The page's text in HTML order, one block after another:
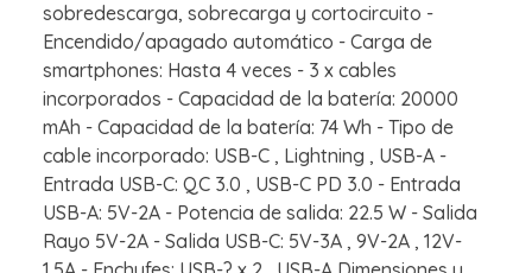
sobredescarga, sobrecarga y cortocircuito -
Encendido/apagado automático - Carga de
smartphones: Hasta 4 veces - 3 x cables
incorporados - Capacidad de la batería: 20000
mAh - Capacidad de la batería: 74 Wh - Tipo de
cable incorporado: USB-C , Lightning , USB-A -
Entrada USB-C: QC 3.0 , USB-C PD 3.0 - Entrada
USB-A: 5V-2A - Potencia de salida: 22.5 W - Salida
Rayo 5V-2A - Salida USB-C: 5V-3A , 9V-2A , 12V-